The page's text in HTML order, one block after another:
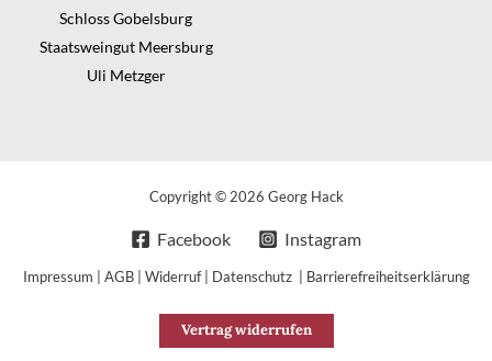
Schloss Gobelsburg
Staatsweingut Meersburg
Uli Metzger
Copyright © 2026 Georg Hack
Facebook Instagram
Impressum AGB| Widerruf| Datenschutz Barrierefreiheitserklärung
Vertrag widerrufen